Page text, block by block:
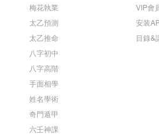
梅花執業
太乙預測
太乙推命
八字初中
八字高階
手面相學
姓名學術
奇門遁甲
六壬神課
VIP會
安装
目錄&